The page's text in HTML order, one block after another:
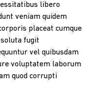
libero
veniam quidem
placeat cumque
fugit
vel quibusdam
voluptatem laborum
quod corrupti